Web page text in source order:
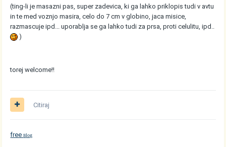
(ting-li je masazni pas, super zadevica, ki ga lahko priklopis tudi v avtu
in te med voznjo masira, celo do 7 cm v globino, jaca misice,
razmascuje ipd... uporablja se ga lahko tudi za prsa, proti celulitu, ipd..
)
torej welcome!!
Citiraj
freeBlog